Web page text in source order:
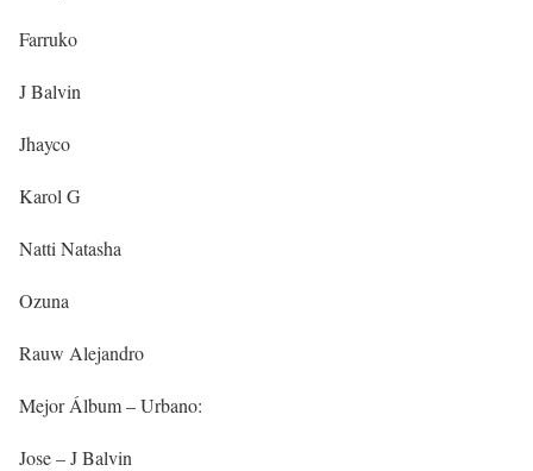
Farruko
J Balvin
Jhayco
Karol G
Natti Natasha
Ozuna
Rauw Alejandro
Mejor Álbum – Urbano:
Jose – J Balvin